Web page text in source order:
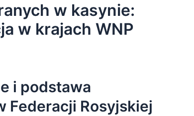
w kasynie:
w krajach WNP
i podstawa
Federacji Rosyjskiej